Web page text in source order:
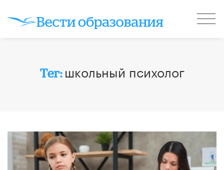
Тег: школьный психолог